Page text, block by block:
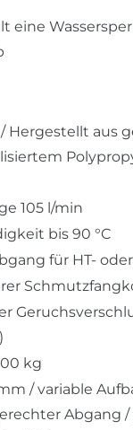
eine
Hergestellt aus
105 l/min
bis 90 °C
für HT-
kg
/ variable
Abgang